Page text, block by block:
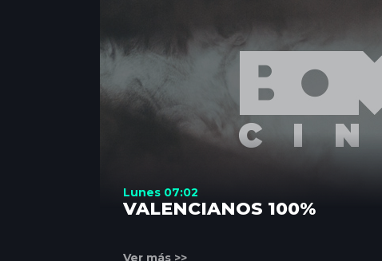
Lunes 07:02
VALENCIANOS 100%
Ver más >>